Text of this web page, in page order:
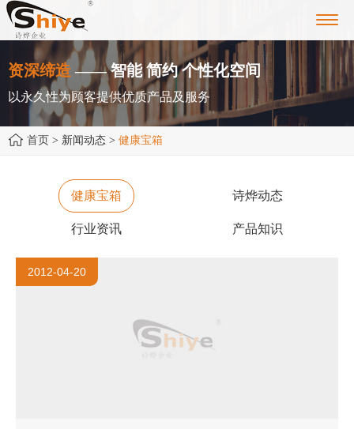
资深缔造 —— 智能 简约 个性化空间
以永久性为顾客提供优质产品及服务
首页 > 新闻动态 > 健康宝箱
健康宝箱 诗烨动态
行业资讯 产品知识
2012-04-20